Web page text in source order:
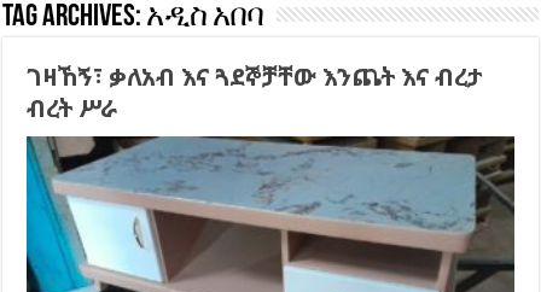
Tag Archives: አዲስ አበባ
ገዛኸኝ፣ ቃለአብ እና ጓደኞቻቸው እንጨት እና ብረታ
ብረት ሥራ